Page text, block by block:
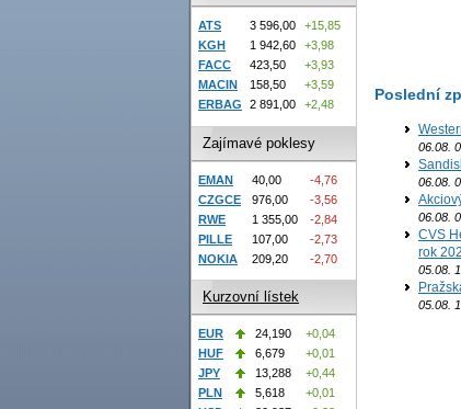
Poslední
06.08.
06.08.
06.08.
CVS
rok
05.08.
05.08.
ATS 3 596,00
+15,85
KGH
1 942,60
+3,98
FACC
423,50
+3,93
MACIN
158,50
+3,59
ERBAG
2 891,00 +2,48
Zajímavé poklesy
EMAN 40,00
-4,76
CZGCE
976,00
-3,56
RWE
1 355,00
-2,84
PILLE
107,00
-2,73
NOKIA
209,20 -2,70
Kurzovní lístek
EUR 24,190
+0,04
HUF
6,679
+0,01
JPY
13,288
+0,44
PLN
5,618
+0,01